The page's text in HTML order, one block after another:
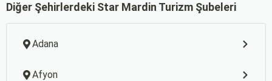
Diğer Şehirlerdeki Star Mardin Turizm Şubeleri
Adana
Afyon